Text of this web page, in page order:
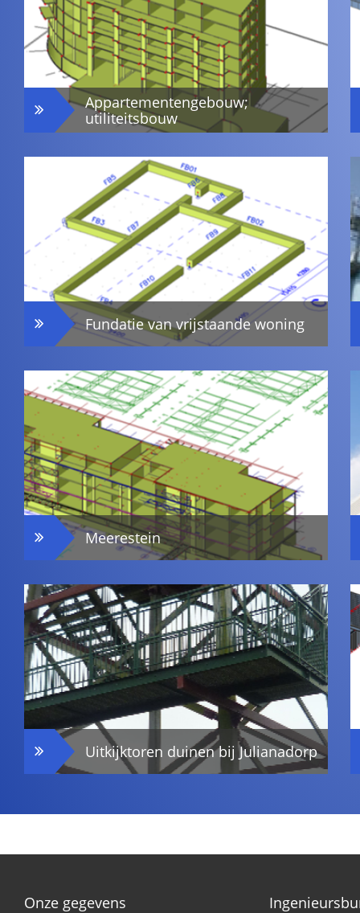
Appartementengebouw;
utiliteitsbouw
Fundatie van vrijstaande woning
Meerestein
Uitkijktoren duinen bij Julianadorp
Onze gegevens